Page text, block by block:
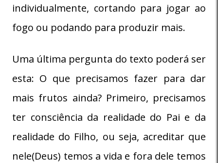
individualmente, cortando para jogar ao
fogo ou podando para produzir mais.
Uma última pergunta do texto poderá ser
esta: O que precisamos fazer para dar
mais frutos ainda? Primeiro, precisamos
ter consciência da realidade do Pai e da
realidade do Filho, ou seja, acreditar que
nele(Deus) temos a vida e fora dele temos